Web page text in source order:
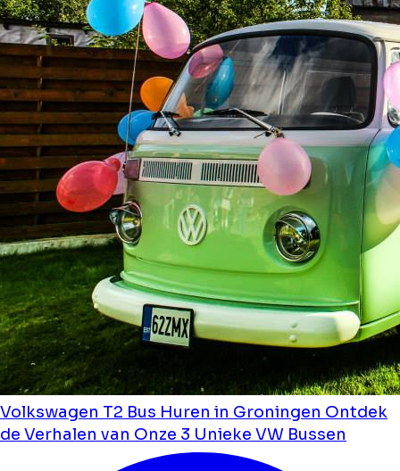
Volkswagen T2 Bus Huren in Groningen Ontdek
de Verhalen van Onze 3 Unieke VW Bussen